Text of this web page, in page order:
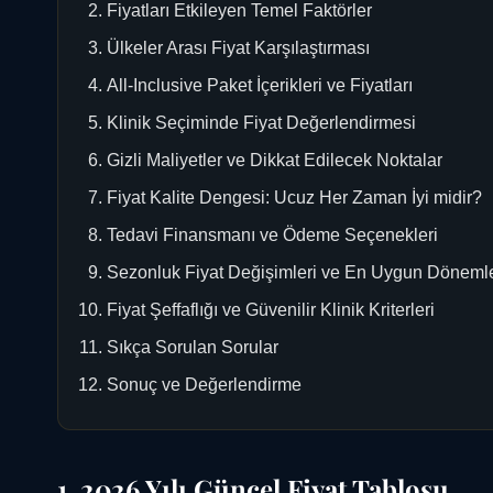
Fiyatları Etkileyen Temel Faktörler
Ülkeler Arası Fiyat Karşılaştırması
All-Inclusive Paket İçerikleri ve Fiyatları
Klinik Seçiminde Fiyat Değerlendirmesi
Gizli Maliyetler ve Dikkat Edilecek Noktalar
Fiyat Kalite Dengesi: Ucuz Her Zaman İyi midir?
Tedavi Finansmanı ve Ödeme Seçenekleri
Sezonluk Fiyat Değişimleri ve En Uygun
Fiyat Şeffaflığı ve Güvenilir Klinik Kriterleri
Sıkça Sorulan Sorular
Sonuç ve Değerlendirme